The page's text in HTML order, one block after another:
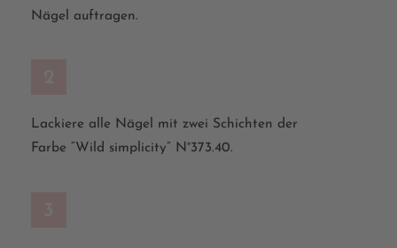
Nägel auftragen.
Lackiere alle Nägel mit zwei Schichten der
Farbe “Wild simplicity” N°373.40.